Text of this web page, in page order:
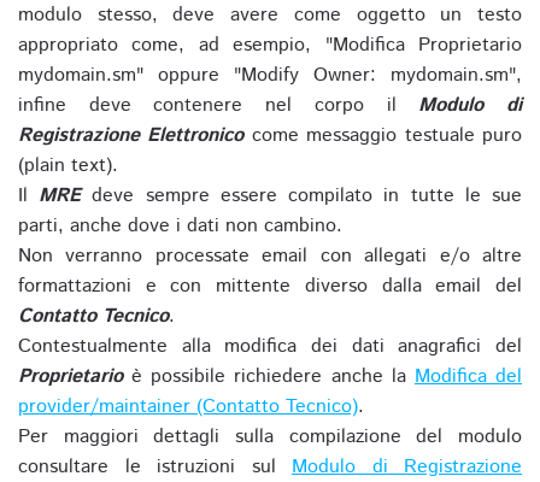
modulo stesso, deve avere come oggetto un testo
appropriato come, ad esempio, "Modifica Proprietario
mydomain.sm" oppure "Modify Owner: mydomain.sm",
infine deve contenere nel corpo il Modulo di
Registrazione Elettronicocome messaggio testuale puro
(plain text).
Il MREdeve sempre essere compilato in tutte le sue
parti, anche dove i dati non cambino.
Non verranno processate email con allegati e/o altre
formattazioni e con mittente diverso dalla email del
Contatto Tecnico.
Contestualmente alla modifica dei dati anagrafici del
Proprietarioè possibile richiedere anche laModifica del
provider/maintainer (Contatto Tecnico).
Per maggiori dettagli sulla compilazione del modulo
consultare le istruzioni sul Modulo di Registrazione